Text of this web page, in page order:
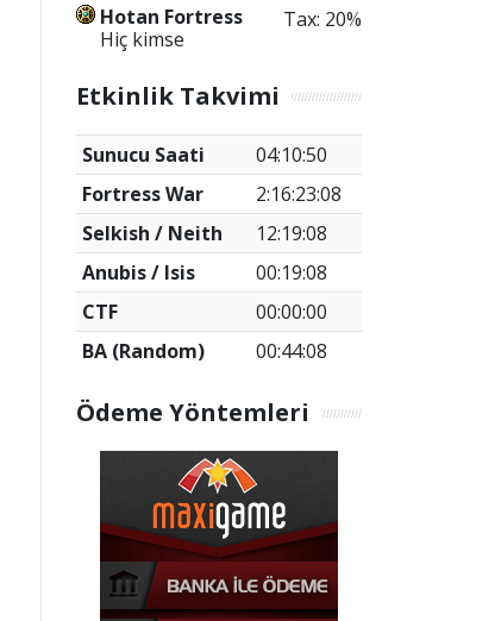
Hotan Fortress
Hiç kimse
Tax: 20%
Etkinlik Takvimi
Sunucu Saati
04:10:50
Fortress War
2:16:23:07
Selkish / Neith
12:19:07
Anubis / Isis
00:19:07
CTF
00:00:00
BA (Random)
00:44:07
Ödeme Yöntemleri